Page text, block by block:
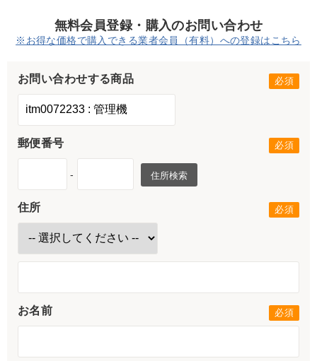
無料会員登録・購入のお問い合わせ
※お得な価格で購入できる業者会員（有料）への登録はこちら
お問い合わせする商品
郵便番号
- 住所検索
住所
お名前